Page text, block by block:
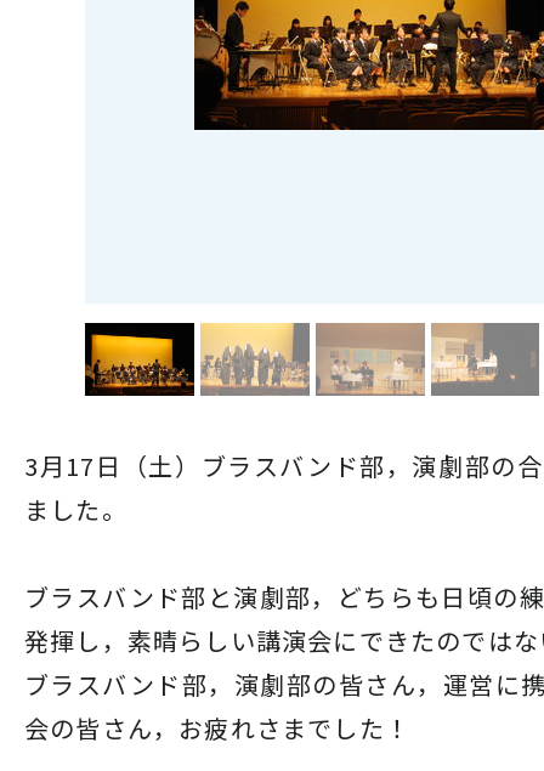
3月17日（土）ブラスバンド部，演劇部の
ました。
ブラスバンド部と演劇部，どちらも日頃の
発揮し，素晴らしい講演会にできたのでは
ブラスバンド部，演劇部の皆さん，運営に
会の皆さん，お疲れさまでした！